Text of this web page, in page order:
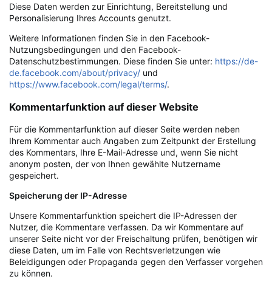
Diese Daten werden zur Einrichtung, Bereitstellung und
Personalisierung Ihres Accounts genutzt.
Weitere Informationen finden Sie in den Facebook-
Nutzungsbedingungen und den Facebook-
Datenschutzbestimmungen. Diese finden Sie unter: https://de-
de.facebook.com/about/privacy/ und
https://www.facebook.com/legal/terms/.
Kommentarfunktion auf dieser Website
Für die Kommentarfunktion auf dieser Seite werden neben
Ihrem Kommentar auch Angaben zum Zeitpunkt der Erstellung
des Kommentars, Ihre E-Mail-Adresse und, wenn Sie nicht
anonym posten, der von Ihnen gewählte Nutzername
gespeichert.
Speicherung der IP-Adresse
Unsere Kommentarfunktion speichert die IP-Adressen der
Nutzer, die Kommentare verfassen. Da wir Kommentare auf
unserer Seite nicht vor der Freischaltung prüfen, benötigen wir
diese Daten, um im Falle von Rechtsverletzungen wie
Beleidigungen oder Propaganda gegen den Verfasser vorgehen
zu können.